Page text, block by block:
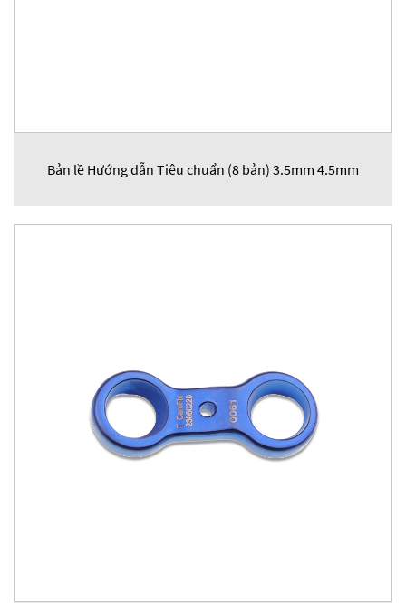
Bản lề Hướng dẫn Tiêu chuẩn (8 bản) 3.5mm 4.5mm